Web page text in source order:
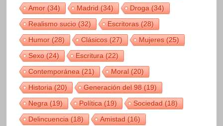
Amor(34) Madrid(34) Droga(34)
Realismo sucio(32) Escritoras(28)
Humor(28) Clásicos(27) Mujeres(25)
Sexo(24) Escritura(22)
Contemporánea(21) Moral(20)
Historia(20) Generación del 98(19)
Negra(19) Política(19) Sociedad(18)
Delincuencia(18) Amistad(16)